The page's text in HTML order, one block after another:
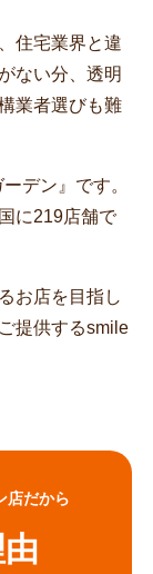
住宅業界と違
ない分、透明
業者選びも難
デン』です。
に219店舗で
お店を目指し
提供するsmile
店だから